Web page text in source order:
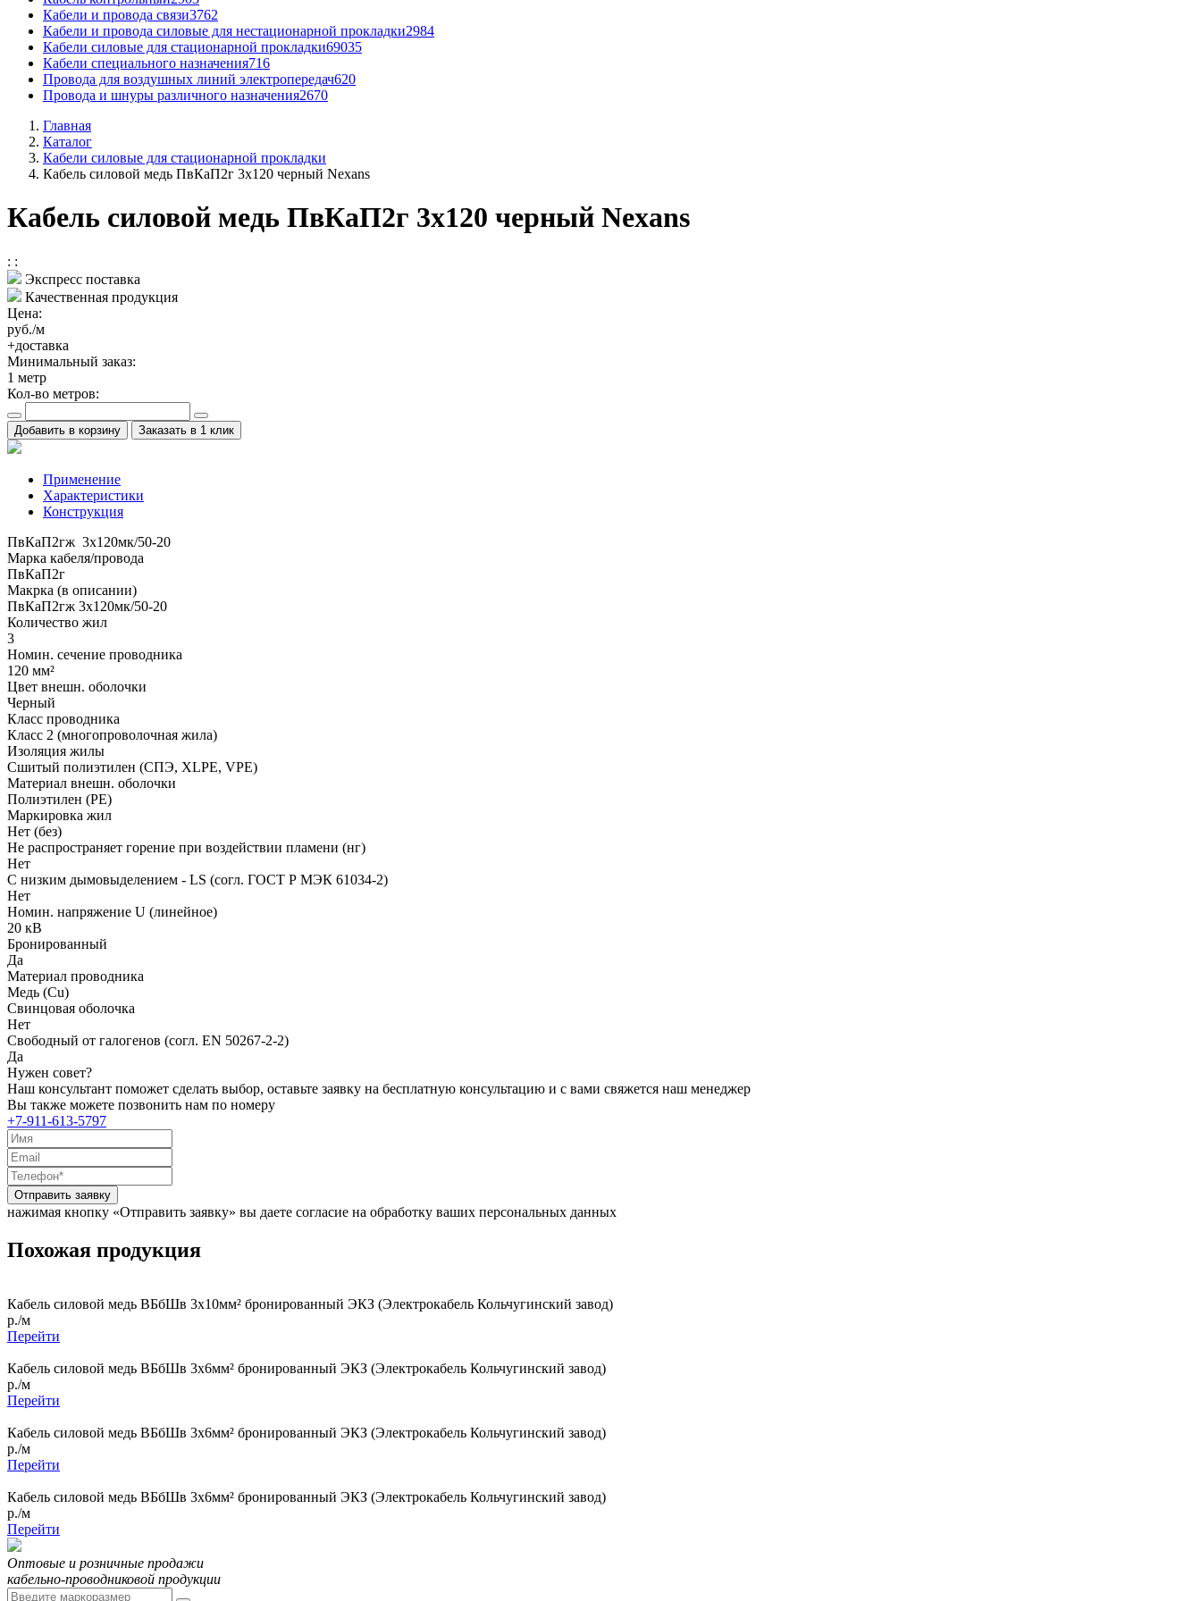
Кабели и провода связи3762
Кабели и провода силовые для нестационарной прокладки2984
Кабели силовые для стационарной прокладки69035
Кабели специального назначения716
Провода для воздушных линий электропередач620
Провода и шнуры различного назначения2670
Главная
Каталог
Кабели силовые для стационарной прокладки
Кабель силовой медь ПвКаП2г 3x120 черный Nexans
Кабель силовой медь ПвКаП2г 3x120 черный Nexans
: :
Экспресс поставка
Качественная продукция
Цена:
руб./м
+доставка
Минимальный заказ:
1 метр
Кол-во метров:
Добавить в корзину Заказать в 1 клик
Применение
Характеристики
Конструкция
ПвКаП2гж 3x120мк/50-20
Марка кабеля/провода
ПвКаП2г
Макрка (в описании)
ПвКаП2гж 3x120мк/50-20
Количество жил
3
Номин. сечение проводника
120 мм²
Цвет внешн. оболочки
Черный
Класс проводника
Класс 2 (многопроволочная жила)
Изоляция жилы
Сшитый полиэтилен (СПЭ, XLPE, VPE)
Материал внешн. оболочки
Полиэтилен (PE)
Маркировка жил
Нет (без)
Не распространяет горение при воздействии пламени (нг)
Нет
С низким дымовыделением - LS (согл. ГОСТ Р МЭК 61034-2)
Нет
Номин. напряжение U (линейное)
20 кВ
Бронированный
Да
Материал проводника
Медь (Cu)
Свинцовая оболочка
Нет
Свободный от галогенов (согл. EN 50267-2-2)
Да
Нужен совет?
Наш консультант поможет сделать выбор, оставьте заявку на бесплатную консультацию и с вами свяжется наш менеджер
Вы также можете позвонить нам по номеру
+7-911-613-5797
Отправить заявку
нажимая кнопку «Отправить заявку» вы даете согласие на обработку ваших персональных данных
Похожая продукция
Кабель силовой медь ВБбШв 3x10мм² бронированный ЭКЗ (Электрокабель Кольчугинский завод)
р./м
Перейти
Кабель силовой медь ВБбШв 3x6мм² бронированный ЭКЗ (Электрокабель Кольчугинский завод)
р./м
Перейти
Кабель силовой медь ВБбШв 3x6мм² бронированный ЭКЗ (Электрокабель Кольчугинский завод)
р./м
Перейти
Кабель силовой медь ВБбШв 3x6мм² бронированный ЭКЗ (Электрокабель Кольчугинский завод)
р./м
Перейти
Оптовые и розничные продажи
кабельно-проводниковой продукции